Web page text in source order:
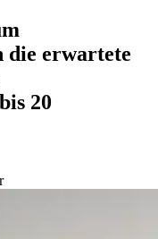
die erwartete
20